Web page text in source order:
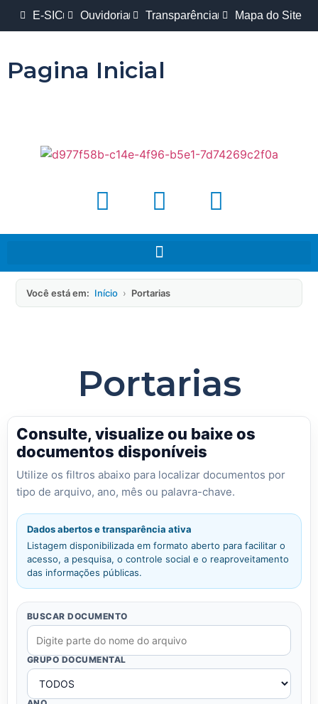
E-SIC Ouvidoria Transparência Mapa do Site
Pagina Inicial
Você está em: Início › Portarias
Portarias
Consulte, visualize ou baixe os
documentos disponíveis
Utilize os filtros abaixo para localizar documentos por
tipo de arquivo, ano, mês ou palavra-chave.
Dados abertos e transparência ativa
Listagem disponibilizada em formato aberto para facilitar o
acesso, a pesquisa, o controle social e o reaproveitamento
das informações públicas.
BUSCAR DOCUMENTO
GRUPO DOCUMENTAL